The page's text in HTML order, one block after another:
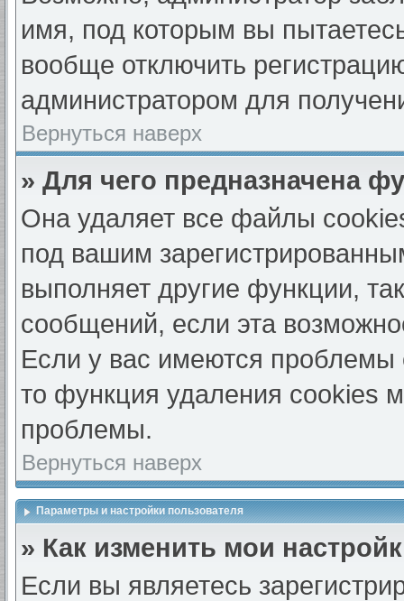
имя, под которым вы
вообще отключить
администратором для
Вернуться наверх
» Для чего предназначена
Она удаляет все файлы
под вашим
выполняет другие функции,
сообщений, если эта
Если у вас имеются
то функция удаления cookies
проблемы.
Вернуться наверх
Параметры и настройки пользователя
» Как изменить мои
Если вы являетесь